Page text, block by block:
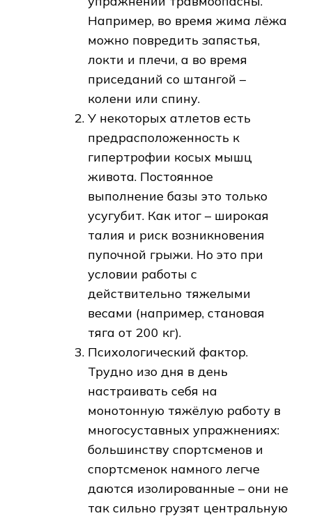
Например, во время жима лёжа
можно повредить запястья,
локти и плечи, а во время
приседаний со штангой –
колени или спину.
У некоторых атлетов есть
предрасположенность к
гипертрофии косых мышц
живота. Постоянное
выполнение базы это только
усугубит. Как итог – широкая
талия и риск возникновения
пупочной грыжи. Но это при
условии работы с
действительно тяжелыми
весами (например, становая
тяга от 200 кг).
Психологический фактор.
Трудно изо дня в день
настраивать себя на
монотонную тяжёлую работу в
многосуставных упражнениях:
большинству спортсменов и
спортсменок намного легче
даются изолированные – они не
так сильно грузят центральную